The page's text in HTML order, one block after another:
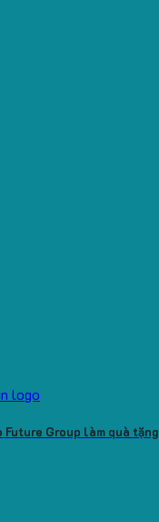
Group làm quà tặng